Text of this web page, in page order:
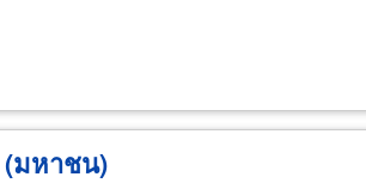
มหาชน)